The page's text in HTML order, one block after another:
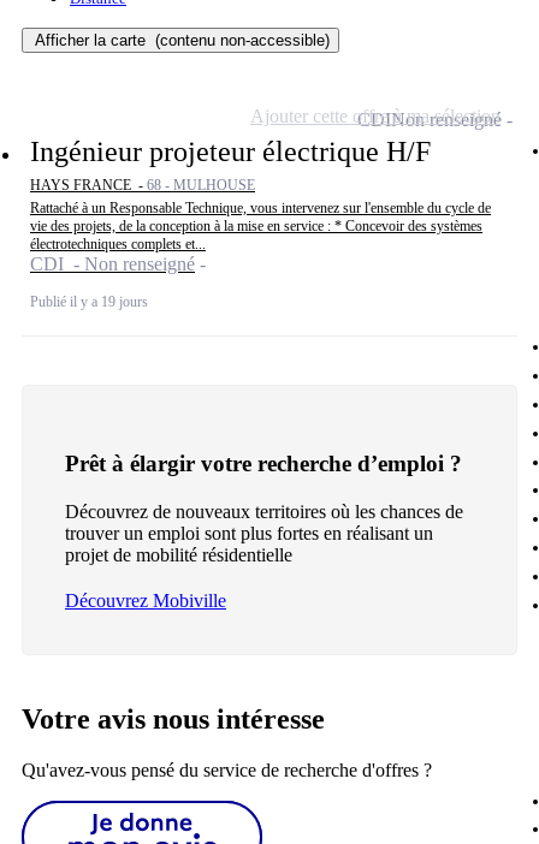
Afficher la carte (contenu non-accessible)
Ingénieur projeteur électrique H/F
HAYS FRANCE - 68 - MULHOUSE
Rattaché à un Responsable Technique, vous intervenez sur l'ensemble du cycle de
vie des projets, de la conception à la mise en service : * Concevoir des systèmes
électrotechniques complets et...
CDI - Non renseigné
Publié il y a 19 jours
CDINon renseigné
Ajouter cette offre à ma sélection
Prêt à élargir votre recherche d’emploi ?
Découvrez de nouveaux territoires où les chances de
trouver un emploi sont plus fortes en réalisant un
projet de mobilité résidentielle
Découvrez Mobiville
Votre avis nous intéresse
Qu'avez-vous pensé du service de recherche d'offres ?